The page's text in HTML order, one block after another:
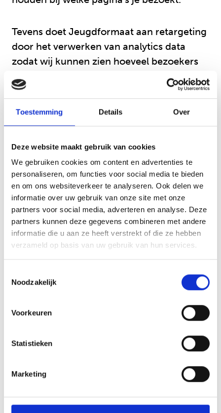
Toestemming Details Over
Deze website maakt gebruik van cookies
We gebruiken cookies om content en advertenties te
personaliseren, om functies voor social media te bieden
en om ons websiteverkeer te analyseren. Ook delen we
informatie over uw gebruik van onze site met onze
partners voor social media, adverteren en analyse. Deze
partners kunnen deze gegevens combineren met andere
informatie die u aan ze heeft verstrekt of die ze hebben
verzameld op basis van uw gebruik van hun services.
Noodzakelijk
Voorkeuren
Statistieken
Marketing
Tevens doet Jeugdformaat aan retargeting
door het verwerken van analytics data
zodat wij kunnen zien hoeveel bezoekers
de site heeft en daarnaast op maat
gemaakte content kunnen aanbieden. Ook
ter verbetering van de website, dit worden
Doorgifte aan verwerkers en
derden
Jouw persoonsgegevens worden verwerkt
door bedrijven die door Jeugdformaat zijn
ingeschakeld voor de uitvoering van de
overeenkomst. Zulke bedrijven worden ook
bedrijf dat onze e-mailings verzorgd. Ze
verantwoordelijkheid van Jeugdformaat
verwerkers:
MoreCare4: Cliënt administratie
Eeasycruit / Youforce: Sollicitatie